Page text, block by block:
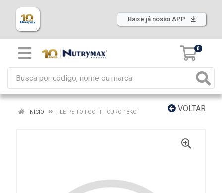
Baixe já nosso APP
0
VOLTAR
INÍCIO FILE PEITO FGO ITF OURO 18KG